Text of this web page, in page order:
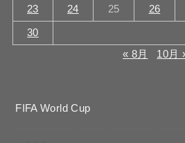
23 24 25 26
30
« 8月
10月
FIFA World Cup